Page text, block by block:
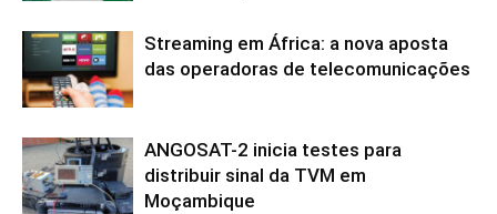
Streaming em África: a nova aposta
das operadoras de telecomunicações
ANGOSAT-2 inicia testes para
distribuir sinal da TVM em
Moçambique